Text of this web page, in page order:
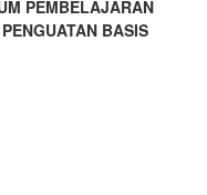
PEMBELAJARAN
BASIS